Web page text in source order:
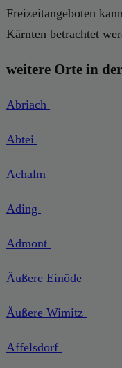
Freizeitangeboten
Kärnten betrachtet
weitere Orte in
Abriach
Abtei
Achalm
Ading
Admont
Äußere Einöde
Äußere Wimitz
Affelsdorf